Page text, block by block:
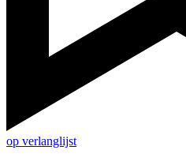
op verlanglijst